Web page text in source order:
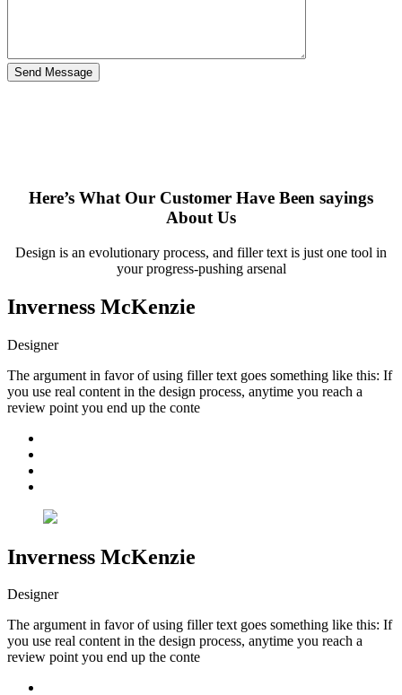
Here’s What Our Customer Have Been sayings
About Us
Design is an evolutionary process, and filler text is just one tool in
your progress-pushing arsenal
Inverness McKenzie
Designer
The argument in favor of using filler text goes something like this: If
you use real content in the design process, anytime you reach a
review point you end up the conte
Inverness McKenzie
Designer
The argument in favor of using filler text goes something like this: If
you use real content in the design process, anytime you reach a
review point you end up the conte